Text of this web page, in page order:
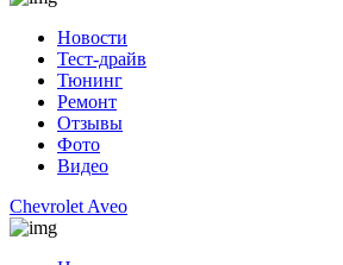
Новости
Тест-драйв
Тюнинг
Ремонт
Отзывы
Фото
Видео
Chevrolet Aveo